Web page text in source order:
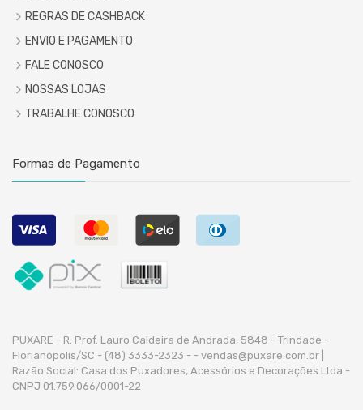
REGRAS DE CASHBACK
ENVIO E PAGAMENTO
FALE CONOSCO
NOSSAS LOJAS
TRABALHE CONOSCO
Formas de Pagamento
PUXARE - R. Prof. Lauro Caldeira de Andrada, 5848 - Trindade -
Florianópolis/SC - (48) 3333-2323 - - vendas@puxare.com.br |
Razão Social: Casa dos Puxadores, Acessórios e Decorações Ltda -
CNPJ 01.759.066/0001-22